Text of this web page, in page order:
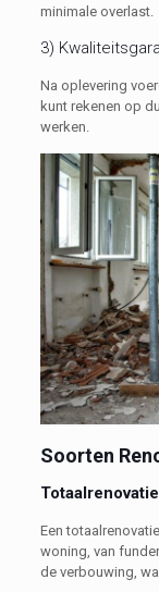
minimale overlast.
3)
Na oplevering
kunt rekenen op
werken.
Soorten
Een
woning, van
de verbouwing,